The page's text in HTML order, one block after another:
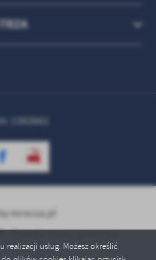
usług. Możesz określić
1302661
mrocza.pl
- Portale nowej generacji